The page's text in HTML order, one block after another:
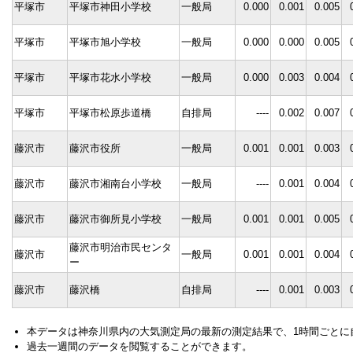
平塚市 平塚市神田小学校 一般局 0.000 0.001 0.005
平塚市 平塚市旭小学校 一般局 0.000 0.000 0.005
平塚市 平塚市花水小学校 一般局 0.000 0.003 0.004
平塚市 平塚市松原歩道橋 自排局 ---- 0.002 0.007
藤沢市 藤沢市役所 一般局 0.001 0.001 0.003
藤沢市 藤沢市湘南台小学校 一般局 ---- 0.001 0.004
藤沢市 藤沢市御所見小学校 一般局 0.001 0.001 0.005
藤沢市
藤沢市明治市民センタ
ー
一般局 0.001 0.001 0.004
藤沢市 藤沢橋 自排局 ---- 0.001 0.003
本データは神奈川県内の大気測定局の最新の測定結果で、1時間ごと
過去一週間のデータを閲覧することができます。